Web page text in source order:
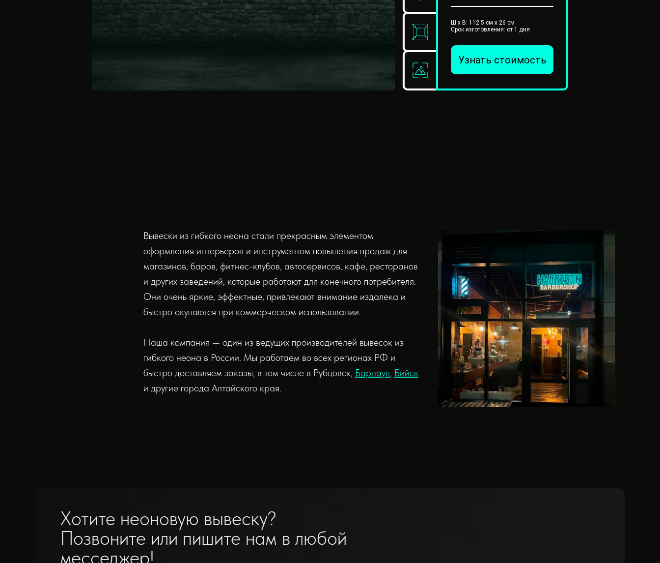
Ш x В: 112.5 см x26 см
Срок изготовления: от 1 дня
Узнать стоимость
Вывески из гибкого неона стали прекрасным элементом
оформления интерьеров и инструментом повышения продаж для
магазинов, баров, фитнес-клубов, автосервисов, кафе, ресторанов
и других заведений, которые работают для конечного потребителя.
Они очень яркие, эффектные, привлекают внимание издалека и
быстро окупаются при коммерческом использовании.
Наша компания — один из ведущих производителей вывесок из
гибкого неона в России. Мы работаем во всех регионах РФ и
быстро доставляем заказы, в том числе в Рубцовск, Барнаул, Бийск
и другие города Алтайского края.
Хотите неоновую вывеску?
Позвоните или пишите нам в любой
месседжер!